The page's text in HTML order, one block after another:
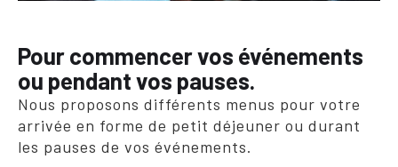
Pour commencer vos événements
ou pendant vos pauses.
Nous proposons différents menus pour votre
arrivée en forme de petit déjeuner ou durant
les pauses de vos événements.